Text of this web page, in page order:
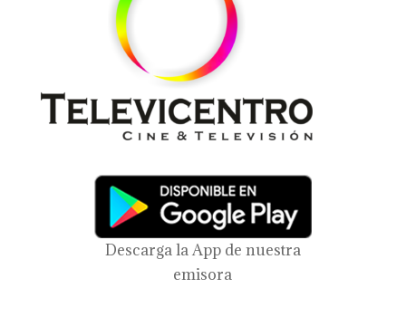
Descarga la App de nuestra
emisora